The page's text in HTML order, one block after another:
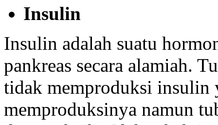
Insulin
Insulin adalah suatu
pankreas secara alamiah.
tidak memproduksi insulin
memproduksinya namun